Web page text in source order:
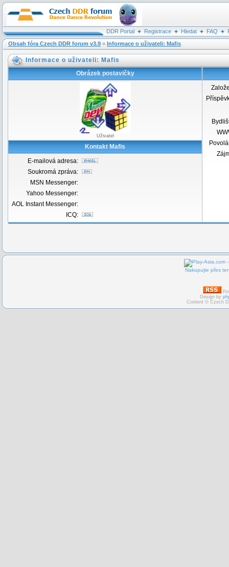
DDR Portal Registrace Hledat FAQ
Obsah fóra Czech DDR forum v3.9 » Informace o uživateli: Mafis
Informace o uživateli: Mafis
Obrázek postavičky
Uživatel
Kontakt Mafis
E-mailová adresa:
Soukromá zpráva:
MSN Messenger:
Yahoo Messenger:
AOL Instant Messenger:
ICQ:
Nakupujte přes
Design by
Content © Czech